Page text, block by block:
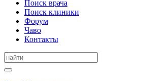
Поиск врача
Поиск клиники
Форум
Чаво
Контакты